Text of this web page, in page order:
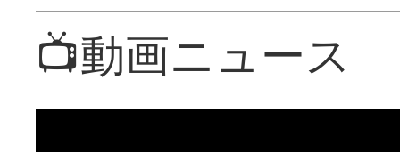
📺動画ニュース